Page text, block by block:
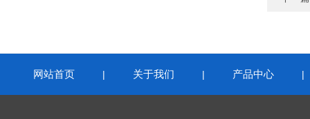
网站首页 | 关于我们 | 产品中心 |